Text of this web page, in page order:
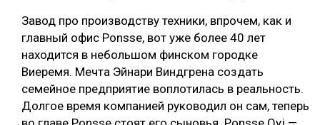
Завод про производству техники, впрочем, как и
главный офис Ponsse, вот уже более 40 лет
находится в небольшом финском городке
Виеремя. Мечта Эйнари Виндгрена создать
семейное предприятие воплотилась в реальность.
Долгое время компанией руководил он сам, теперь